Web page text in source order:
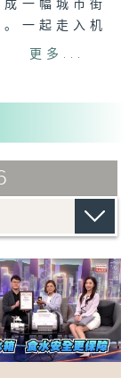
一幅城市街
一起走入机
受的鞋款，
，强调脚部
食驰名的平台
尝大学生最爱
主持萃雯一起
,社会,
更多...